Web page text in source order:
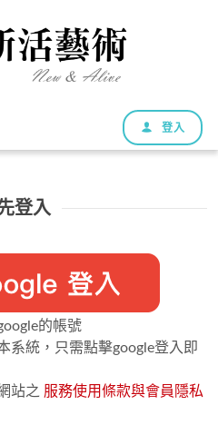
登入
登入
的帳號
系統，只需點擊google登入即
站之 服務使用條款與會員隱私